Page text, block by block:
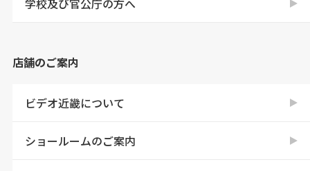
学校及び官公庁の方へ
店舗のご案内
ビデオ近畿について
ショールームのご案内